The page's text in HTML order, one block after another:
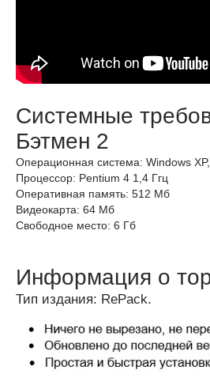
Системные
Бэтмен 2
Операционная система: Windows
Процессор: Pentium 4 1,4 Ггц
Оперативная память: 512 Мб
Видеокарта: 64 Мб
Свободное место: 6 Гб
Информация о
Тип издания: RePack.